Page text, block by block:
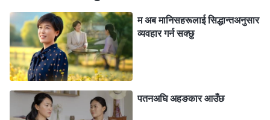
महसुस भयो। मैले परमेश्‍वरलाई मौन प्रार्थना गर्दै, उहाँलाई मेरा आफ्नै
समस्याहरू बुझ्न मलाई मार्गदर्शन गर्न अनुरोध गरेँ।
मैले परमेश्‍वरका वचनको एउटा खण्ड पढेँ र आफ्नो स्थितिबारे केही
बुझाइ प्राप्त गरेँ। सर्वशक्तिमान्‌ परमेश्‍वर भन्‍नुहुन्छ: “
सामना गर्नुपर्दा, कतिपय मानिसहरूले अरूबाट मद्दत खोज्छन्, तर जब
म अब मानिसहरूलाई सिद्धान्तअनुसार
व्यवहार गर्न सक्छु
पतनअघि अहङकार आउँछ